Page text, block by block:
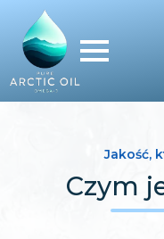
Jakość,
Czym